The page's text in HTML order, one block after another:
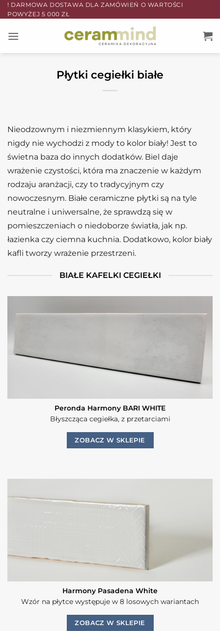
Przewiń
do
! DARMOWA DOSTAWA DLA ZAMÓWIEŃ O WARTOŚCI
POWYŻEJ 5 000 ZŁ
Płytki cegiełki białe
Nieodzownym i niezmiennym klasykiem, który
nigdy nie wychodzi z mody to kolor biały! Jest to
świetna baza do innych dodatków. Biel daje
wrażenie czystości, która ma znaczenie w każdym
rodzaju aranżacji, czy to tradycyjnym czy
nowoczesnym. Białe ceramiczne płytki są na tyle
neutralne i uniwersalne, że sprawdzą się w
pomieszczeniach o niedoborze światła, jak np.
łazienka czy ciemna kuchnia. Dodatkowo, kolor biały
kafli tworzy wrażenie przestrzeni.
BIAŁE KAFELKI CEGIEŁKI
Peronda Harmony BARI WHITE
Błyszcząca cegiełka, z przetarciami
ZOBACZ W SKLEPIE
Harmony Pasadena White
Wzór na płytce występuje w 8 losowych wariantach
ZOBACZ W SKLEPIE